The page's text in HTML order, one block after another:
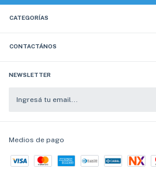
CATEGORÍAS
CONTACTÁNOS
NEWSLETTER
Medios de pago